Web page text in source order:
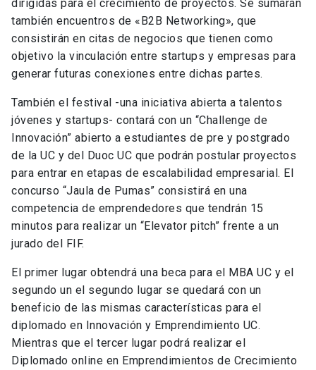
dirigidas para el crecimiento de proyectos. Se sumarán
también encuentros de «B2B Networking», que
consistirán en citas de negocios que tienen como
objetivo la vinculación entre startups y empresas para
generar futuras conexiones entre dichas partes.
También el festival -una iniciativa abierta a talentos
jóvenes y startups- contará con un “Challenge de
Innovación” abierto a estudiantes de pre y postgrado
de la UC y del Duoc UC que podrán postular proyectos
para entrar en etapas de escalabilidad empresarial. El
concurso “Jaula de Pumas” consistirá en una
competencia de emprendedores que tendrán 15
minutos para realizar un “Elevator pitch” frente a un
jurado del FIF.
El primer lugar obtendrá una beca para el MBA UC y el
segundo un el segundo lugar se quedará con un
beneficio de las mismas características para el
diplomado en Innovación y Emprendimiento UC.
Mientras que el tercer lugar podrá realizar el
Diplomado online en Emprendimientos de Crecimiento